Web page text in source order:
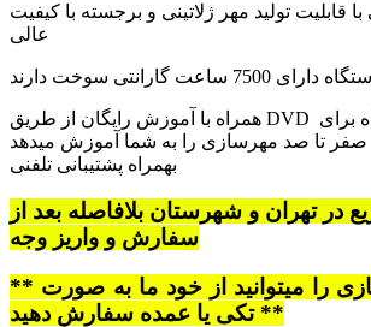
قابلیت تولید مهر ژلاتینی و برجسته با کیفیت
عالی
گارانتی سوخت دارند
همراه با آموزش رایگان از طریق DVD آموزشی که در کارگاه برای
تا صد مهرسازی را به شما آموزش میدهد
بهمراه پشتیبانی تلفنی
در تهران و شهرستان بلافاصله بعد از
سفارش و واریز وجه
** کلیه لوازم مهرسازی را میتوانید از خود ما به صورت
تکی یا عمده سفارش دهید**